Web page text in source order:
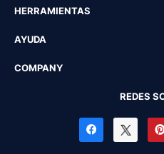
HERRAMIENTAS
AYUDA
COMPANY
REDES